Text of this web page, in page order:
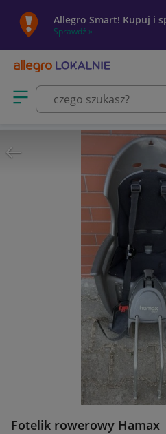
Allegro Smart! Kupuj i
Sprawdź »
Otwórz menu z kategoriami
Fotelik rowerowy Hamax